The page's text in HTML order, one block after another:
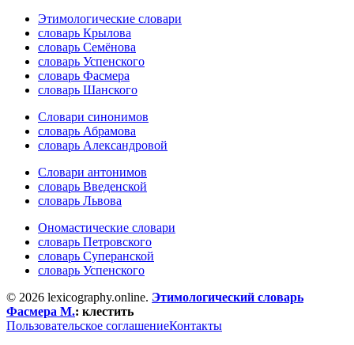
Этимологические словари
словарь Крылова
словарь Семёнова
словарь Успенского
словарь Фасмера
словарь Шанского
Словари синонимов
словарь Абрамова
словарь Александровой
Словари антонимов
словарь Введенской
словарь Львова
Ономастические словари
словарь Петровского
словарь Суперанской
словарь Успенского
© 2026 lexicography.online. Этимологический словарь
Фасмера М.: клестить
Пользовательское соглашениеКонтакты